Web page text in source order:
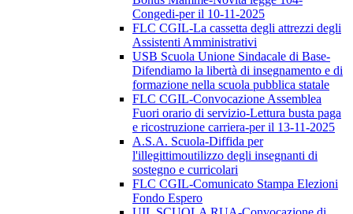
Congedi-per il 10-11-2025
FLC CGIL-La cassetta degli attrezzi degli
Assistenti Amministrativi
USB Scuola Unione Sindacale di Base-
Difendiamo la libertà di insegnamento e di
formazione nella scuola pubblica statale
FLC CGIL-Convocazione Assemblea
Fuori orario di servizio-Lettura busta paga
e ricostruzione carriera-per il 13-11-2025
A.S.A. Scuola-Diffida per
l'illegittimoutilizzo degli insegnanti di
sostegno e curricolari
FLC CGIL-Comunicato Stampa Elezioni
Fondo Espero